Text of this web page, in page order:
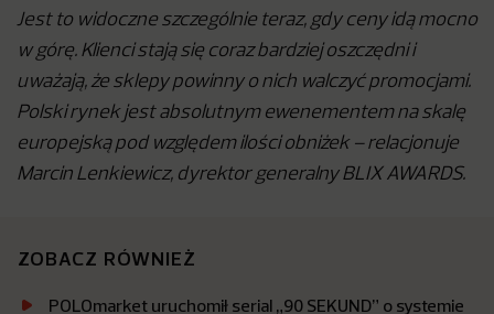
Jest to widoczne szczególnie teraz, gdy ceny idą mocno
w górę. Klienci stają się coraz bardziej oszczędni i
uważają, że sklepy powinny o nich walczyć promocjami.
Polski rynek jest absolutnym ewenementem na skalę
europejską pod względem ilości obniżek – relacjonuje
Marcin Lenkiewicz, dyrektor generalny BLIX AWARDS.
ZOBACZ RÓWNIEŻ
POLOmarket uruchomił serial „90 SEKUND” o systemie